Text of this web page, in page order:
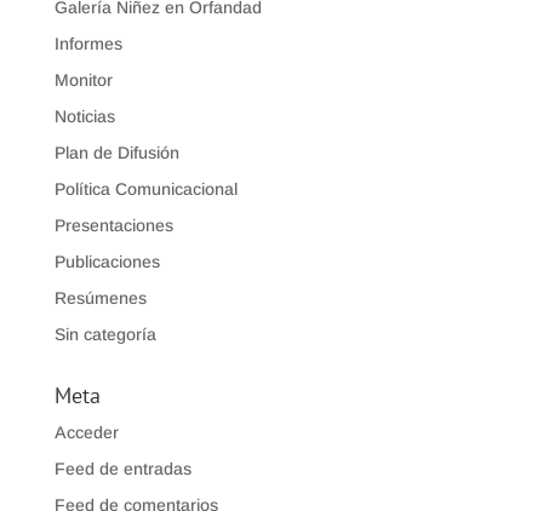
Galería Niñez en Orfandad
Informes
Monitor
Noticias
Plan de Difusión
Política Comunicacional
Presentaciones
Publicaciones
Resúmenes
Sin categoría
Meta
Acceder
Feed de entradas
Feed de comentarios